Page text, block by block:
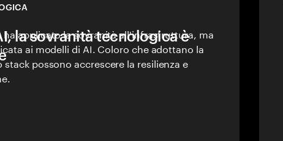
la sovranità tecnologica è
ha applicato la sovranità all'infrastruttura, ma
ai modelli di AI. Coloro che adottano la
possono accrescere la resilienza e